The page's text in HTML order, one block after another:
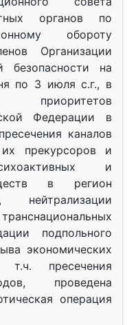
органов по
обороту
Организации
безопасности на
по 3 июля с.г., в
приоритетов
Федерации в
каналов
их прекурсоров и
и
в регион
нейтрализации
подпольного
экономических
пресечения
проведена
операция